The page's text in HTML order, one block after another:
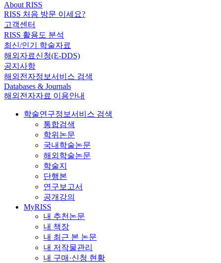
About RISS
RISS 처음 방문 이세요?
고객센터
RISS 활용도 분석
최신/인기 학술자료
해외자료신청(E-DDS)
공지사항
해외전자정보서비스 검색
Databases & Journals
해외전자자료 이용안내
학술연구정보서비스 검색
통합검색
학위논문
국내학술논문
해외학술논문
학술지
단행본
연구보고서
공개강의
MyRISS
내 추천논문
내 책장
내 최근 본 논문
내 저작물관리
내 구매·신청 현황